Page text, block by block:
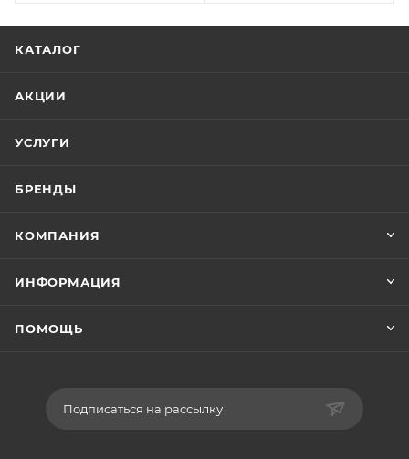
КАТАЛОГ
АКЦИИ
УСЛУГИ
БРЕНДЫ
КОМПАНИЯ
ИНФОРМАЦИЯ
ПОМОЩЬ
Подписаться на рассылку